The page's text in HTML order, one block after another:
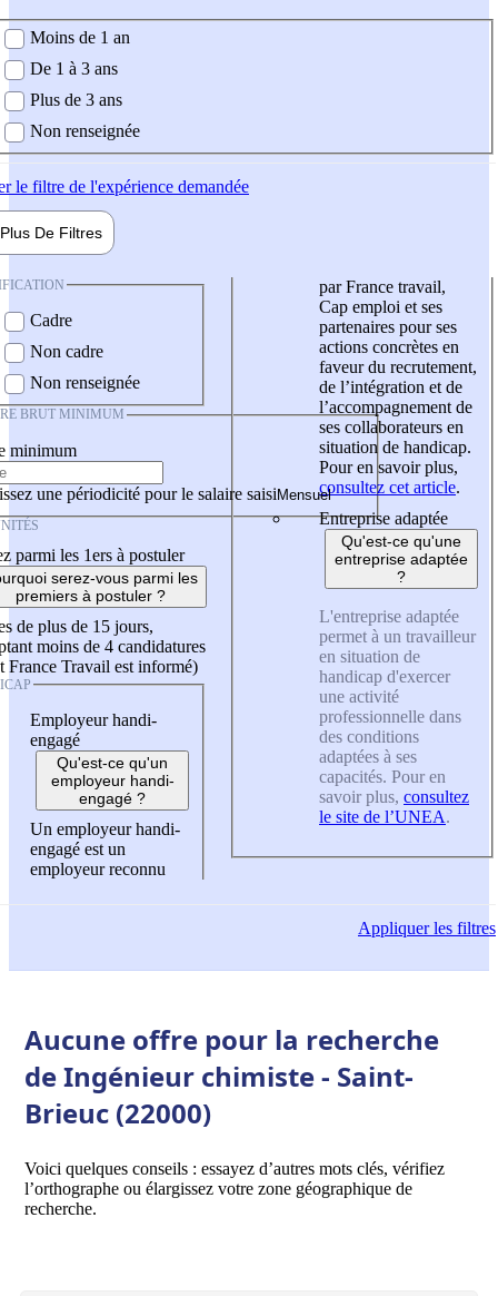
demandée
Moins de 1 an
De 1 à 3 ans
Plus de 3 ans
Non renseignée
le filtre de l'expérience demandée
Plus De Filtres
Cadre
Non cadre
Non renseignée
BRUT MINIMUM
minimum
une périodicité pour le salaire saisi
parmi les 1ers à postuler
serez-vous parmi les
premiers à postuler ?
de plus de 15 jours,
moins de 4 candidatures
France Travail est informé)
Employeur handi-
engagé
Qu'est-ce qu'un
employeur handi-
engagé ?
Un employeur handi-
engagé est un
employeur reconnu
par France travail,
Cap emploi et ses
partenaires pour ses
actions concrètes en
faveur du recrutement,
de l’intégration et de
l’accompagnement de
ses collaborateurs en
situation de handicap.
Pour en savoir plus,
consultez cet article.
Entreprise adaptée
Qu'est-ce qu'une
entreprise adaptée
?
L'entreprise adaptée
permet à un travailleur
en situation de
handicap d'exercer
une activité
professionnelle dans
des conditions
adaptées à ses
capacités. Pour en
savoir plus, consultez
le site de l’UNEA.
Appliquerles filtres
Aucune offre pour la recherche
de Ingénieur chimiste - Saint-
Brieuc (22000)
Voici quelques conseils : essayez d’autres mots clés, vérifiez
l’orthographe ou élargissez votre zone géographique de
recherche.